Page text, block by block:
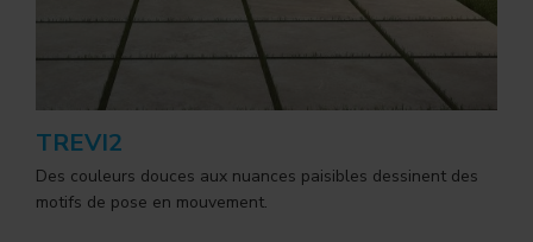
TREVI2
Des couleurs douces aux nuances paisibles dessinent des
motifs de pose en mouvement.